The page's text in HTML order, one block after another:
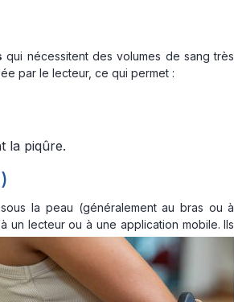
qui nécessitent des volumes de sang très
par le lecteur, ce qui permet :
la piqûre.
la peau (généralement au bras ou à
un lecteur ou à une application mobile. Ils